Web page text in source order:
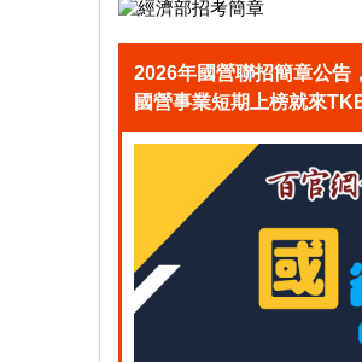
2026年國營聯招簡章公告
國營事業短期上榜就來